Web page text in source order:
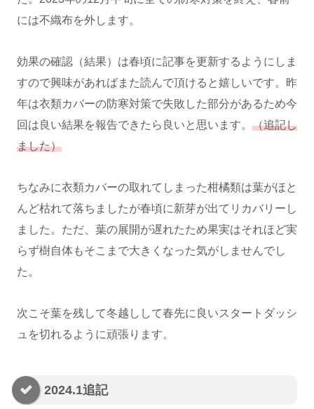
には不織布を外します。
効果の確認（結果）は春頃に記事を更新するようにしま
すので興味があればまた読んで頂けると嬉しいです。昨
年は衣類カバーの防寒対策で失敗した部分があるため今
回は良い結果を報告できたら良いと思います。 （追記し
ました）
ちなみに衣類カバーの取れてしまった柑橘類は葉がほと
んど枯れて落ちましたが春頃に新芽が出てリカバリーし
ました。ただ、葉の展開が遅れたため果実はそれほど実
らず樹自体もそこまで大きくなった気がしませんでし
た。
次こそ葉を残して冬越しして春先に良いスタートダッシ
ュを切れるように頑張ります。
2024.1追記